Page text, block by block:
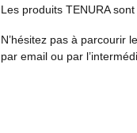
Les produits TENURA
N’hésitez pas à parcourir
par email ou par